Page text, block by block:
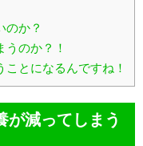
のか？
のか？！
とになるんですね！
が減ってしまう